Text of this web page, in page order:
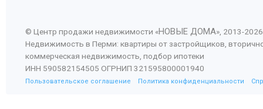
© Центр продажи недвижимости «НОВЫЕ ДОМА», 2013-2026
Недвижимость в Перми: квартиры от застройщиков,
коммерческая недвижимость, подбор ипотеки
ИНН 590582154505 ОГРНИП 321595800001940
Пользовательское соглашение Политика конфиденциальности